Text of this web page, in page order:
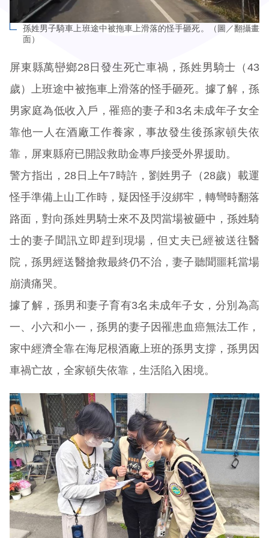
孫姓男子騎車上班途中被拖車上滑落的怪手砸死。（圖／翻攝畫
面）
屏東縣萬巒鄉28日發生死亡車禍，孫姓男騎士（43
歲）上班途中被拖車上滑落的怪手砸死。據了解，孫
男家庭為低收入戶，罹癌的妻子和3名未成年子女全
靠他一人在酒廠工作養家，事故發生後孫家頓失依
靠，屏東縣府已開設救助金專戶接受外界援助。
警方指出，28日上午7時許，劉姓男子（28歲）載運
怪手準備上山工作時，疑因怪手沒綁牢，轉彎時翻落
路面，對向孫姓男騎士來不及閃當場被砸中，孫姓騎
士的妻子聞訊立即趕到現場，但丈夫已經被送往醫
院，孫男經送醫搶救最終仍不治，妻子聽聞噩耗當場
崩潰痛哭。
據了解，孫男和妻子育有3名未成年子女，分別為高
一、小六和小一，孫男的妻子因罹患血癌無法工作，
家中經濟全靠在海尼根酒廠上班的孫男支撐，孫男因
車禍亡故，全家頓失依靠，生活陷入困境。